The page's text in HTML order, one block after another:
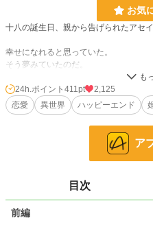
お気
十八の誕生日、親から告げられたアセ
幸せになれると思っていた。
そう夢みていたのだ。
しかし、婚約から三ヶ月ほどが経った
1,814 位 / 66,377 件
411 pt
文字数
24h.ポイント 411pt
2,125
恋愛
異世界 ハッピーエンド
ア
目次
前編